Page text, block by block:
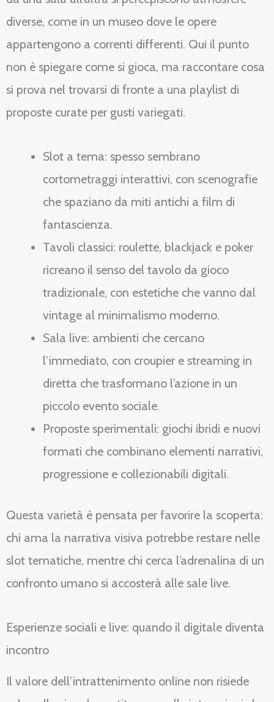
diverse, come in un museo dove le opere
appartengono a correnti differenti. Qui il punto
non è spiegare come si gioca, ma raccontare cosa
si prova nel trovarsi di fronte a una playlist di
proposte curate per gusti variegati.
Slot a tema: spesso sembrano
cortometraggi interattivi, con scenografie
che spaziano da miti antichi a film di
fantascienza.
Tavoli classici: roulette, blackjack e poker
ricreano il senso del tavolo da gioco
tradizionale, con estetiche che vanno dal
vintage al minimalismo moderno.
Sala live: ambienti che cercano
l’immediato, con croupier e streaming in
diretta che trasformano l’azione in un
piccolo evento sociale.
Proposte sperimentali: giochi ibridi e nuovi
formati che combinano elementi narrativi,
progressione e collezionabili digitali.
Questa varietà è pensata per favorire la scoperta:
chi ama la narrativa visiva potrebbe restare nelle
slot tematiche, mentre chi cerca l’adrenalina di un
confronto umano si accosterà alle sale live.
Esperienze sociali e live: quando il digitale diventa
incontro
Il valore dell’intrattenimento online non risiede